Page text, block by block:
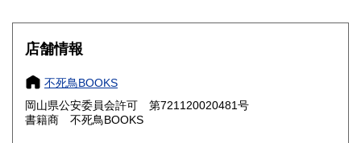
300円 300円
岐阜県
愛知県
滋賀県 300円
店舗情報
不死鳥BOOKS
岡山県公安委員会許可 第721120020481号
書籍商 不死鳥BOOKS